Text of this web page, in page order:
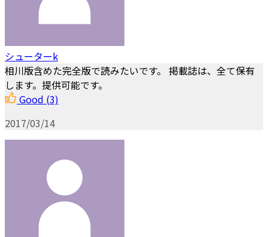
シューターk
相川版含めた完全版で読みたいです。 掲載誌は、全て保有
します。提供可能です。
Good (3)
2017/03/14